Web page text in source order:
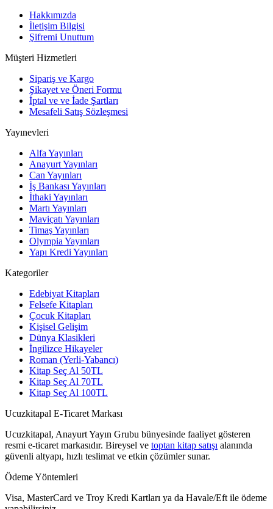
Hakkımızda
İletişim Bilgisi
Şifremi Unuttum
Müşteri Hizmetleri
Sipariş ve Kargo
Şikayet ve Öneri Formu
İptal ve ve İade Şartları
Mesafeli Satış Sözleşmesi
Yayınevleri
Alfa Yayınları
Anayurt Yayınları
Can Yayınları
İş Bankası Yayınları
İthaki Yayınları
Martı Yayınları
Maviçatı Yayınları
Timaş Yayınları
Olympia Yayınları
Yapı Kredi Yayınları
Kategoriler
Edebiyat Kitapları
Felsefe Kitapları
Çocuk Kitapları
Kişisel Gelişim
Dünya Klasikleri
İngilizce Hikayeler
Roman (Yerli-Yabancı)
Kitap Seç Al 50TL
Kitap Seç Al 70TL
Kitap Seç Al 100TL
Ucuzkitapal E-Ticaret Markası
Ucuzkitapal, Anayurt Yayın Grubu bünyesinde faaliyet gösteren
resmi e-ticaret markasıdır. Bireysel ve toptan kitap satışı alanında
güvenli altyapı, hızlı teslimat ve etkin çözümler sunar.
Ödeme Yöntemleri
Visa, MasterCard ve Troy Kredi Kartları ya da Havale/Eft ile ödeme